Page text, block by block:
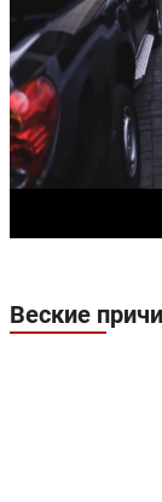
Веские